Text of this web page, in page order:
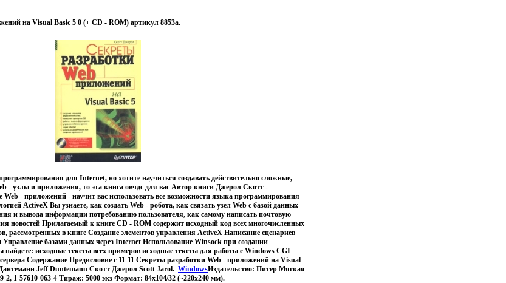
на Visual Basic 5 0 (+ CD - ROM) артикул 8853a.
для Internet, но хотите научиться создавать действительно сложные,
- узлы и приложения, то эта книга овчдс для вас Автор книги Джерол Скотт -
Web - приложений - научит вас использовать все возможности языка программирования
ActiveX Вы узнаете, как создать Web - робота, как связать узел Web с базой данных
и вывода информации потребованию пользователя, как самому написать почтовую
новостей Прилагаемый к книге CD - ROM содержит исходный код всех многочисленных
рассмотренных в книге Создание элементов управления ActiveX Написание сценариев
базами данных через Internet Использование Winsock при создании
исходные тексты всех примеров исходные тексты для работы с Windows CGI
Содержание Предисловие c 11-11 Секреты разработки Web - приложений на Visual
Jeff Duntemann Скотт Джерол Scott Jarol. WindowsИздательство: Питер Мягкая
2, 1-57610-063-4 Тираж: 5000 экз Формат: 84x104/32 (~220x240 мм).